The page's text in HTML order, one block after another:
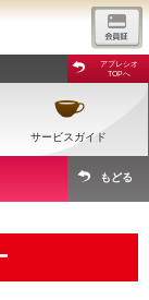
アプレシオ
TOPへ
サービスガイド
もどる